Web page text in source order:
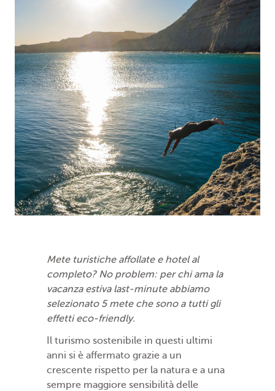
Mete turistiche affollate e hotel al
completo? No problem: per chi ama la
vacanza estiva last-minute abbiamo
selezionato 5 mete che sono a tutti gli
effetti eco-friendly.
Il turismo sostenibile in questi ultimi
anni si è affermato grazie a un
crescente rispetto per la natura e a una
sempre maggiore sensibilità delle